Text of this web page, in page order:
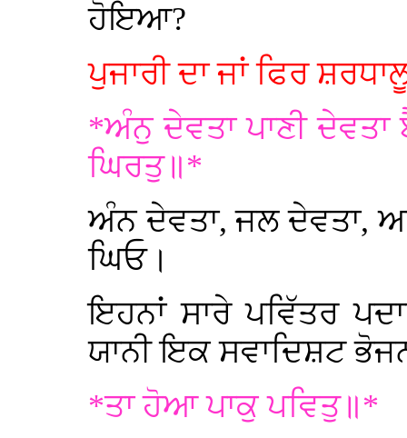
ਹੋਇਆ?
ਪੁਜਾਰੀ ਦਾ ਜਾਂ ਫਿਰ
*ਅੰਨੁ ਦੇਵਤਾ ਪਾਣੀ
ਘਿਰਤੁ॥*
ਅੰਨ ਦੇਵਤਾ, ਜਲ ਦੇਵਤਾ,
ਘਿਓ।
ਇਹਨਾਂ ਸਾਰੇ ਪਵਿੱਤਰ
ਯਾਨੀ ਇਕ ਸਵਾਦਿਸ਼ਟ
*ਤਾ ਹੋਆ ਪਾਕੁ ਪਵਿਤੁ॥*